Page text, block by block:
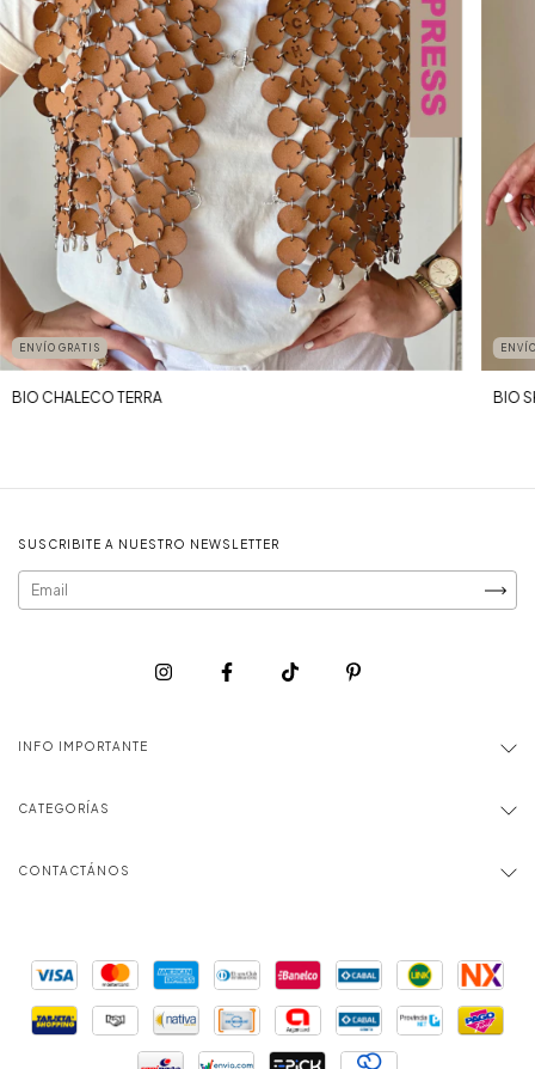
ENVÍO GRATIS
BIO CHALECO TERRA BIO
SUSCRIBITE A NUESTRO NEWSLETTER
INFO IMPORTANTE
CATEGORÍAS
CONTACTÁNOS